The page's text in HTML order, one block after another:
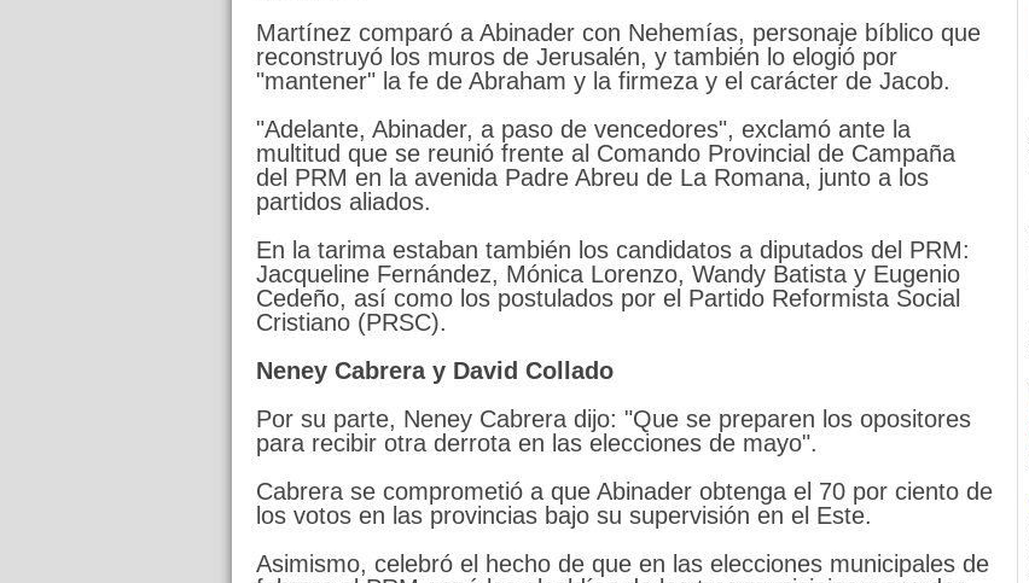
Martínez comparó a Abinader con Nehemías, personaje bíblico que
reconstruyó los muros de Jerusalén, y también lo elogió por
"mantener" la fe de Abraham y la firmeza y el carácter de Jacob.
"Adelante, Abinader, a paso de vencedores", exclamó ante la
multitud que se reunió frente al Comando Provincial de Campaña
del PRM en la avenida Padre Abreu de La Romana, junto a los
partidos aliados.
En la tarima estaban también los candidatos a diputados del PRM:
Jacqueline Fernández, Mónica Lorenzo, Wandy Batista y Eugenio
Cedeño, así como los postulados por el Partido Reformista Social
Cristiano (PRSC).
Neney Cabrera y David Collado
Por su parte, Neney Cabrera dijo: "Que se preparen los opositores
para recibir otra derrota en las elecciones de mayo".
Cabrera se comprometió a que Abinader obtenga el 70 por ciento de
los votos en las provincias bajo su supervisión en el Este.
Asimismo, celebró el hecho de que en las elecciones municipales de